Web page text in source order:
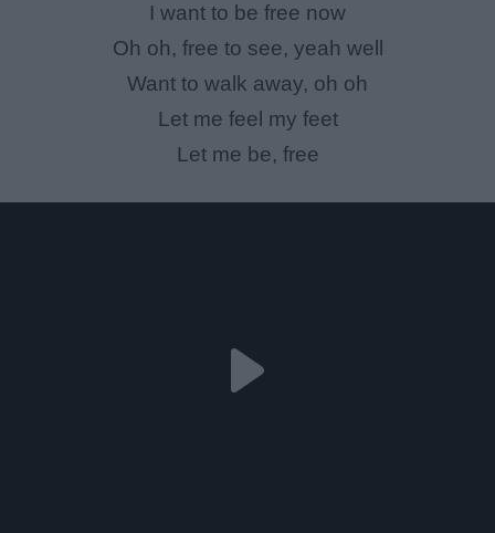
I want to be free now
Oh oh, free to see, yeah well
Want to walk away, oh oh
Let me feel my feet
Let me be, free